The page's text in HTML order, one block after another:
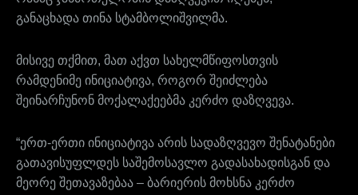
განაცხადა თინა სტამბოლიშვილმა.
მისივე თქმით, მათ აქვთ სახელმწიფოსთვის
რამდენიმე ინიციატივა, როგორ შეიძლება
შეინარჩუნონ მოქალაქეებმა კერძო დაზღვევა.
“ერთ-ერთი ინიციატივა არის სადაზღვევო შენატანები
გათავისუფლდეს საშემოსავლო გადასახადისგან და
მეორე შეთავაზებაა – ბარიერის მოხსნა კერძო